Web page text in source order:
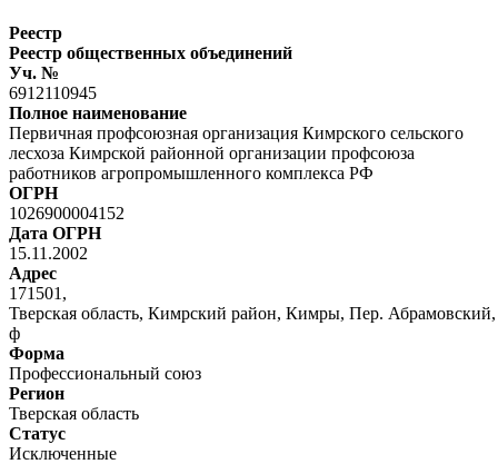
Реестр
Реестр общественных объединений
Уч. №
6912110945
Полное наименование
Первичная профсоюзная организация Кимрского сельского
лесхоза Кимрской районной организации профсоюза
работников агропромышленного комплекса РФ
ОГРН
1026900004152
Дата ОГРН
15.11.2002
Адрес
171501,
Тверская область, Кимрский район, Кимры, Пер. Абрамовский,
ф
Форма
Профессиональный союз
Регион
Тверская область
Статус
Исключенные